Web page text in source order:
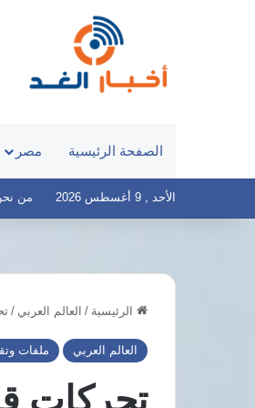
الصفحة الرئيسية مصر
الأحد , 9 أغسطس 2026 من
الرئيسية / العالم العربي /
العالم العربي ملفات